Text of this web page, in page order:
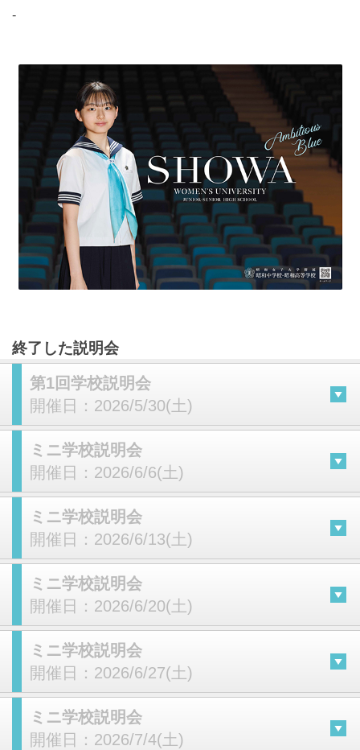
-
終了した説明会
第1回学校説明会
開催日： 2026/5/30(土)
ミニ学校説明会
開催日： 2026/6/6(土)
ミニ学校説明会
開催日： 2026/6/13(土)
ミニ学校説明会
開催日： 2026/6/20(土)
ミニ学校説明会
開催日： 2026/6/27(土)
ミニ学校説明会
開催日： 2026/7/4(土)